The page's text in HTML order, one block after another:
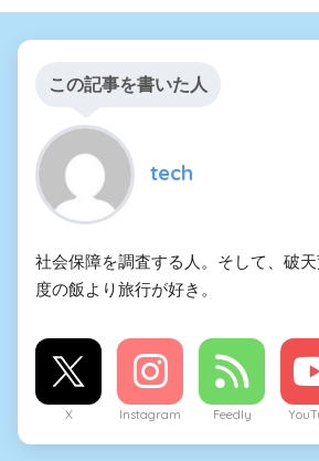
この記事を書いた人
tech
社会保障を調査する人。そして、破
度の飯より旅行が好き。
X Instagram Feedly